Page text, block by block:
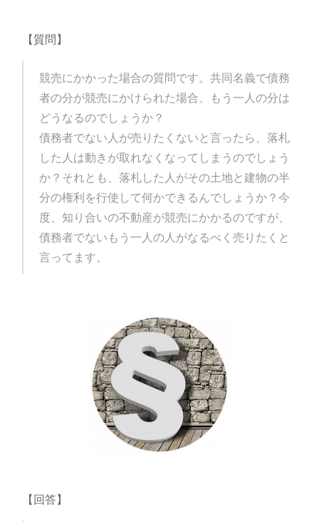
【質問】
競売にかかった場合の質問です。共同名義で債務
者の分が競売にかけられた場合、もう一人の分は
どうなるのでしょうか？
債務者でない人が売りたくないと言ったら、落札
した人は動きが取れなくなってしまうのでしょう
か？それとも、落札した人がその土地と建物の半
分の権利を行使して何かできるんでしょうか？今
度、知り合いの不動産が競売にかかるのですが、
債務者でないもう一人の人がなるべく売りたくと
言ってます。
【回答】